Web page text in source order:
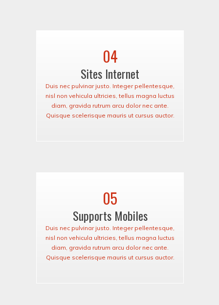
04
Sites Internet
Duis nec pulvinar justo. Integer pellentesque,
nisl non vehicula ultricies, tellus magna luctus
diam, gravida rutrum arcu dolor nec ante.
Quisque scelerisque mauris ut cursus auctor.
05
Supports Mobiles
Duis nec pulvinar justo. Integer pellentesque,
nisl non vehicula ultricies, tellus magna luctus
diam, gravida rutrum arcu dolor nec ante.
Quisque scelerisque mauris ut cursus auctor.